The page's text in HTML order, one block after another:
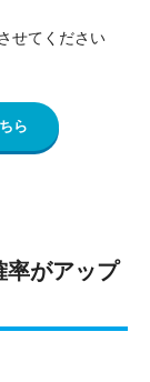
せてください
ら
率がアップ